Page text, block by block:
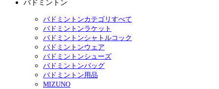
バドミントン
バドミントンカテゴリすべて
バドミントンラケット
バドミントンシャトルコック
バドミントンウェア
バドミントンシューズ
バドミントンバッグ
バドミントン用品
MIZUNO